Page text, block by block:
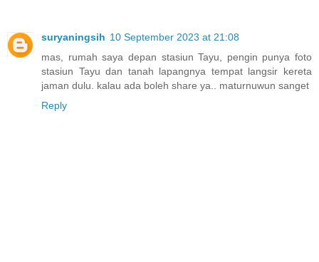
suryaningsih 10 September 2023 at 21:08
mas, rumah saya depan stasiun Tayu, pengin punya foto
stasiun Tayu dan tanah lapangnya tempat langsir kereta
jaman dulu. kalau ada boleh share ya.. maturnuwun sanget
Reply